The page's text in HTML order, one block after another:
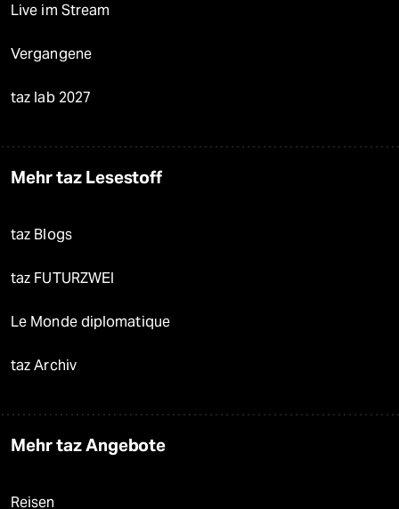
Live im Stream
Vergangene
taz lab 2027
Mehr taz Lesestoff
taz Blogs
taz FUTURZWEI
Le Monde diplomatique
taz Archiv
Mehr taz Angebote
Reisen